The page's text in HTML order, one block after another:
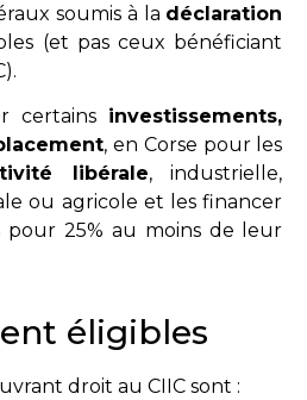
soumis à la déclaration
(et pas ceux bénéficiant
certains investissements,
, en Corse pour les
libérale, industrielle,
ou agricole et les financer
pour 25% au moins de leur
éligibles
droit au CIIC sont :